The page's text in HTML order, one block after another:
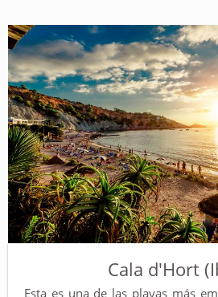
Cala d'Hort
Esta es una de las playas más